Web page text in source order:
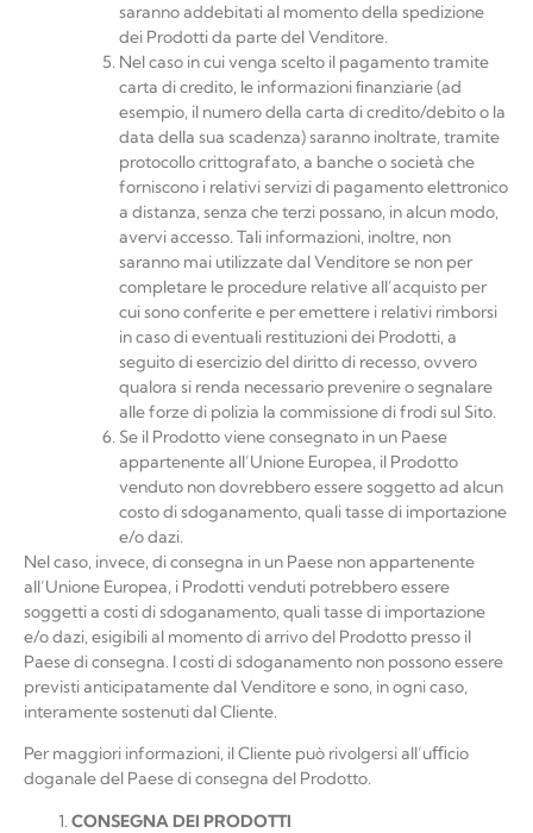
saranno addebitati al momento della spedizione
dei Prodotti da parte del Venditore.
Nel caso in cui venga scelto il pagamento tramite
carta di credito, le informazioni ﬁnanziarie (ad
esempio, il numero della carta di credito/debito o la
data della sua scadenza) saranno inoltrate, tramite
protocollo crittografato, a banche o società che
forniscono i relativi servizi di pagamento elettronico
a distanza, senza che terzi possano, in alcun modo,
avervi accesso. Tali informazioni, inoltre, non
saranno mai utilizzate dal Venditore se non per
completare le procedure relative all’acquisto per
cui sono conferite e per emettere i relativi rimborsi
in caso di eventuali restituzioni dei Prodotti, a
seguito di esercizio del diritto di recesso, ovvero
qualora si renda necessario prevenire o segnalare
alle forze di polizia la commissione di frodi sul Sito.
Se il Prodotto viene consegnato in un Paese
appartenente all’Unione Europea, il Prodotto
venduto non dovrebbero essere soggetto ad alcun
costo di sdoganamento, quali tasse di importazione
e/o dazi.
Nel caso, invece, di consegna in un Paese non appartenente
all’Unione Europea, i Prodotti venduti potrebbero essere
soggetti a costi di sdoganamento, quali tasse di importazione
e/o dazi, esigibili al momento di arrivo del Prodotto presso il
Paese di consegna. I costi di sdoganamento non possono essere
previsti anticipatamente dal Venditore e sono, in ogni caso,
interamente sostenuti dal Cliente.
Per maggiori informazioni, il Cliente può rivolgersi all’uﬃcio
doganale del Paese di consegna del Prodotto.
CONSEGNADEI PRODOTTI